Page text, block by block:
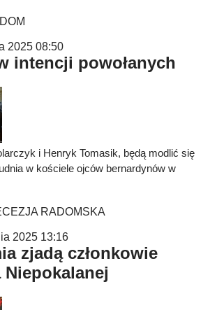
2025 08:50
intencji powołanych
i Henryk Tomasik, będą modlić się
w kościele ojców bernardynów w
RADOMSKA
2025 13:16
zjadą członkowie
Niepokalanej